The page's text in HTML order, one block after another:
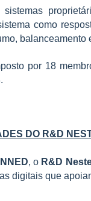
como
por 18
DO R&D
, o R&D
digitais que